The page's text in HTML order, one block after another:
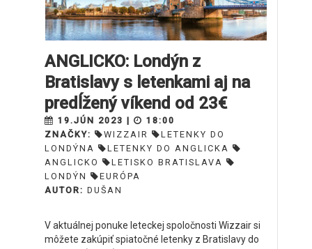
ANGLICKO: Londýn z
Bratislavy s letenkami aj na
predĺžený víkend od 23€
19.JÚN 2023 |
18:00
ZNAČKY:
WIZZAIR
LETENKY DO
LONDÝNA
LETENKY DO ANGLICKA
ANGLICKO
LETISKO BRATISLAVA
LONDÝN
EURÓPA
AUTOR: DUŠAN
V aktuálnej ponuke leteckej spoločnosti Wizzair si
môžete zakúpiť spiatočné letenky z Bratislavy do